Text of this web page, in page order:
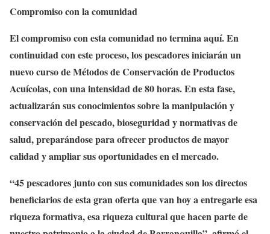
Compromiso con la comunidad
El compromiso con esta comunidad no termina aquí. En
continuidad con este proceso, los pescadores iniciarán un
nuevo curso de Métodos de Conservación de Productos
Acuícolas, con una intensidad de 80 horas. En esta fase,
actualizarán sus conocimientos sobre la manipulación y
conservación del pescado, bioseguridad y normativas de
salud, preparándose para ofrecer productos de mayor
calidad y ampliar sus oportunidades en el mercado.
“45 pescadores junto con sus comunidades son los directos
beneficiarios de esta gran oferta que van hoy a entregarle esa
riqueza formativa, esa riqueza cultural que hacen parte de